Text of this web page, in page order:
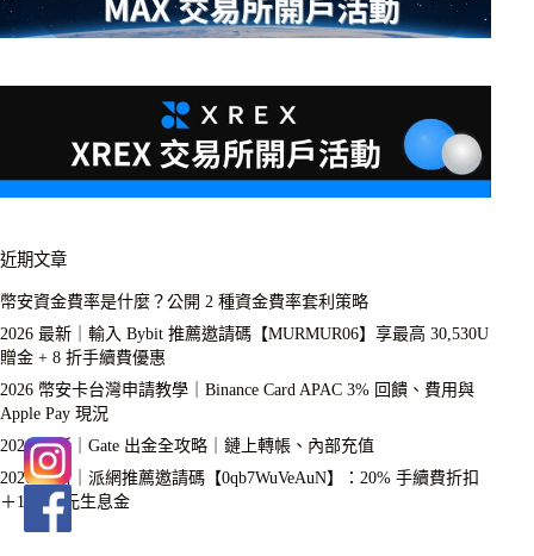
近期文章
幣安資金費率是什麼？公開 2 種資金費率套利策略
2026 最新｜輸入 Bybit 推薦邀請碼【MURMUR06】享最高 30,530U
贈金 + 8 折手續費優惠
2026 幣安卡台灣申請教學｜Binance Card APAC 3% 回饋、費用與
Apple Pay 現況
2026 最新｜Gate 出金全攻略｜鏈上轉帳、內部充值
2026 最新｜派網推薦邀請碼【0qb7WuVeAuN】：20% 手續費折扣
＋1 萬美元生息金